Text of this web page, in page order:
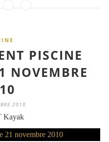
PISCINE
NOVEMBRE
2010
Kayak